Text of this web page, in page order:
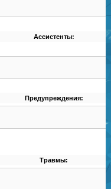
Ассистенты:
Предупреждения:
Травмы: